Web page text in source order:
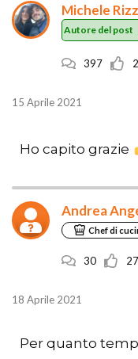
i
o
n
Michele
Autore del post
397
15 Aprile 2021
Ho capito grazie
Andrea
Chef di
30 27
18 Aprile 2021
Per quanto